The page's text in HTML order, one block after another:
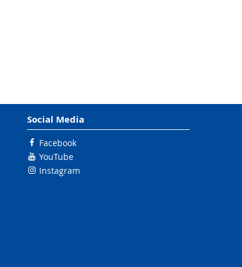
Social Media
Facebook
YouTube
Instagram